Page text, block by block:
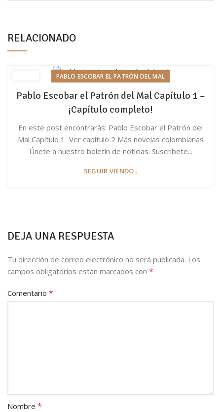
RELACIONADO
PABLO ESCOBAR EL PATRÓN DEL MAL
Pablo Escobar el Patrón del Mal Capítulo 1 –
¡Capítulo completo!
En este post encontrarás: Pablo Escobar el Patrón del
Mal Capítulo 1 Ver capítulo 2 Más novelas colombianas
Únete a nuestro boletín de noticias. Suscríbete...
SEGUIR VIENDO..
DEJA UNA RESPUESTA
Tu dirección de correo electrónico no será publicada. Los
campos obligatorios están marcados con *
Comentario *
Nombre *